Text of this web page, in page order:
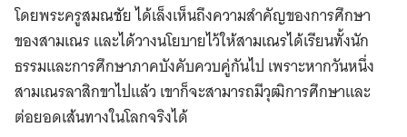
โดยพระครูสมณชัย ได้เล็งเห็นถึงความสำคัญของการศึกษา
ของสามเณร และได้วางนโยบายไว้ให้สามเณรได้เรียนทั้งนัก
ธรรมและการศึกษาภาคบังคับควบคู่กันไป เพราะหากวันหนึ่ง
สามเณรลาสิกขาไปแล้ว เขาก็จะสามารถมีวุฒิการศึกษาและ
ต่อยอดเส้นทางในโลกจริงได้